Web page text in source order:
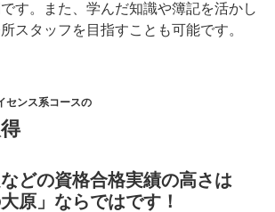
す。また、学んだ知識や簿記を活かし
スタッフを目指すことも可能です。
センス系コースの
どの資格合格実績の高さは
大原」ならではです！